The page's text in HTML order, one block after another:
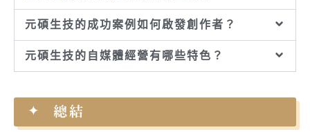
元碩生技的成功案例如何啟發創作者？
元碩生技的自媒體經營有哪些特色？
總結